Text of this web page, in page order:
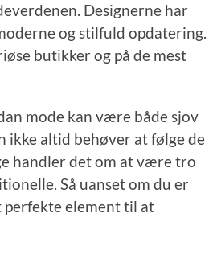
Designerne har
og stilfuld opdatering.
butikker og på de mest
mode kan være både sjov
ikke altid behøver at følge de
handler det om at være tro
Så uanset om du er
perfekte element til at